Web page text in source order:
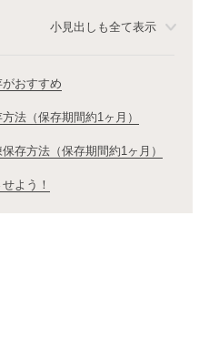
小見出しも全て表示
おすすめ
法（保存期間約1ヶ月）
存方法（保存期間約1ヶ月）
よう！